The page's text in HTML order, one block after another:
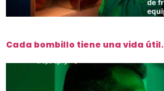
Cada bombillo tiene una vida útil.